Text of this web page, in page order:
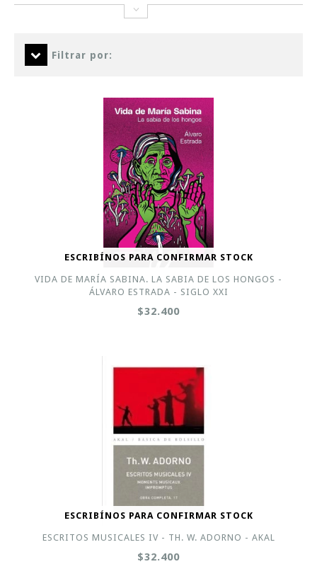
Filtrar por:
ESCRIBÍNOS PARA CONFIRMAR STOCK
VIDA DE MARÍA SABINA. LA SABIA DE LOS HONGOS -
ÁLVARO ESTRADA - SIGLO XXI
$32.400
ESCRIBÍNOS PARA CONFIRMAR STOCK
ESCRITOS MUSICALES IV - TH. W. ADORNO - AKAL
$32.400